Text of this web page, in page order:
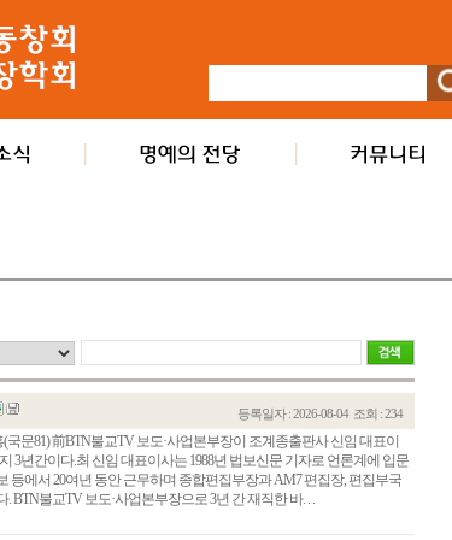
등록일자 : 2026-08-04 조회 : 234
문81) 前BTN불교TV 보도·사업본부장이 조계종출판사 신임 대표이
3년간이다.최 신임 대표이사는 1988년 법보신문 기자로 언론계에 입문
등에서 20여년 동안 근무하며 종합편집부장과 AM7 편집장, 편집부국
BTN불교TV 보도·사업본부장으로 3년 간 재직한 바. . .